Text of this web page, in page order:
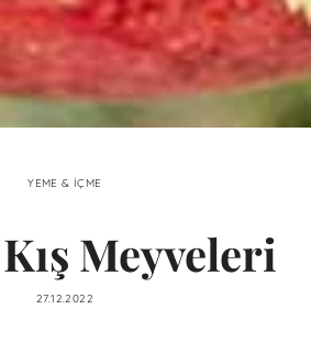
YEME & İÇME
Meyveleri
27.12.2022